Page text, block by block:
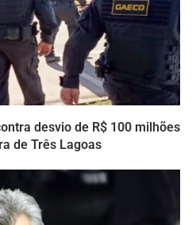
desvio de R$ 100 milhões
de Três Lagoas